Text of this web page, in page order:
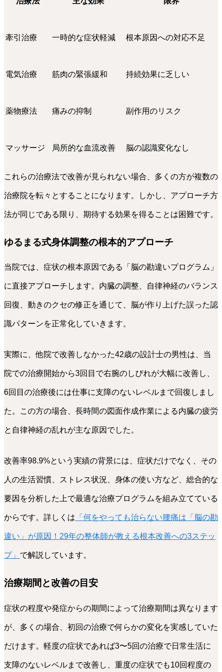
牽引治療 一時的な症状軽減 根本原因への対応不足
電気治療 筋肉の緊張緩和 持続効果に乏しい
薬物療法 痛みの抑制 副作用のリスク
マッサージ 局所的な血流改善 脳の認識変化なし
これらの治療法で改善が見られない場合、多くの方が複数の
治療院を転々とすることになります。しかし、アプローチ方
法が同じである限り、期待する効果を得ることは困難です。
ゆるまる式身体調整の根本的アプローチ
当院では、症状の根本原因である「脳の勘違いプログラム」
に直接アプローチします。内臓の調整、自律神経のバランス
回復、動きのクセの修正を通じて、脳が作り上げた誤った認
識パターンを正常化していきます。
実際に、他院で改善しなかった42歳の設計士の男性は、当
院での治療開始から3回目で右腕のしびれが大幅に改善し、
6回目の治療後には仕事に支障のないレベルまで回復しまし
た。この方の場合、長時間の図面作成作業による内臓の疲労
と自律神経の乱れが主な原因でした。
改善率98.9%という実績の背景には、症状だけでなく、その
人の生活習慣、ストレス状況、身体の使い方など、総合的な
要因を分析した上で最適な治療プログラムを組み立てている
からです。詳しくは 「何をやっても治らない腰痛は「脳の勘
違い」が原因！29年の整体師が教える根本改善への3ステッ
プ」 で解説しています。
治療期間と改善の目安
症状の程度や発症からの期間によって治療期間は異なります
が、多くの場合、初回の治療で何らかの変化を実感していた
だけます。軽度の症状であれば3〜5回の治療で日常生活に
支障のないレベルまで改善し、重度の症状でも10回程度の